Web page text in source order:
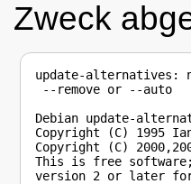
Zweck
update-
--remove or --auto
Debian update-
Copyright (C) 1995
Copyright (C)
This is free software;
version 2 or later for